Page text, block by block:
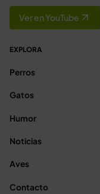
Ver en YouTube
EXPLORA
Perros
Gatos
Humor
Noticias
Aves
Contacto